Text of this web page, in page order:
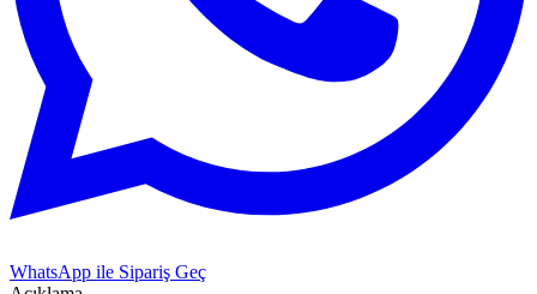
WhatsApp ile Sipariş Geç